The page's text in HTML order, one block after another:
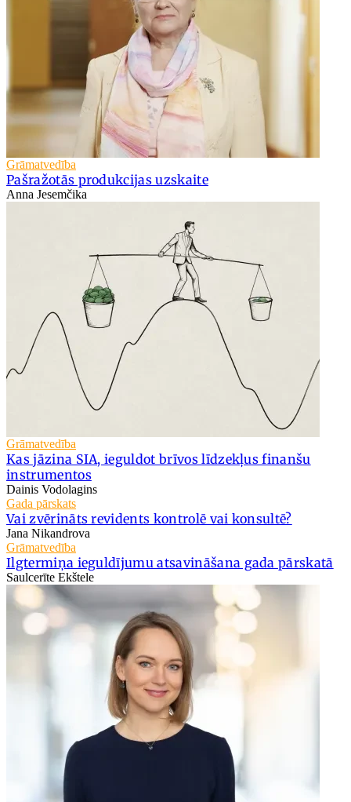
Grāmatvedība
Pašražotās produkcijas uzskaite
Anna Jesemčika
Grāmatvedība
Kas jāzina SIA, ieguldot brīvos līdzekļus finanšu
instrumentos
Dainis Vodolagins
Gada pārskats
Vai zvērināts revidents kontrolē vai konsultē?
Jana Nikandrova
Grāmatvedība
Ilgtermiņa ieguldījumu atsavināšana gada pārskatā
Saulcerīte Ekštele